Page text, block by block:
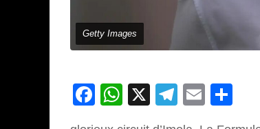
Getty Images
Facebook
WhatsApp
X Telegram
Email